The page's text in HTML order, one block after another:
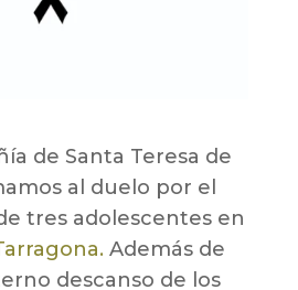
de Santa Teresa de
al duelo por el
tres adolescentes en
Además de
descanso de los